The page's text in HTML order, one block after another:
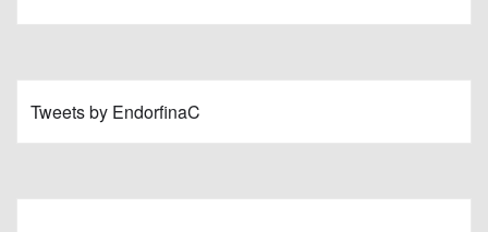
Tweets by EndorfinaC